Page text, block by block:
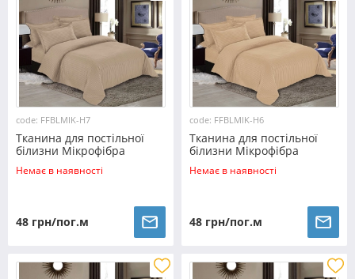
code: FFBLMIK-H7
Тканина для постільної
білизни Мікрофібра
FFBLMIK-H7 (100м)
Немає в наявності
48 грн/пог.м
code: FFBLMIK-H6
Тканина для постільної
білизни Мікрофібра
FFBLMIK-H6 (100м)
Немає в наявності
48 грн/пог.м